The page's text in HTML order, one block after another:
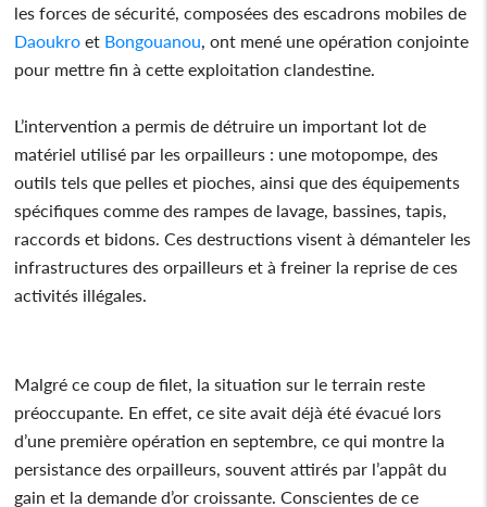
les forces de sécurité, composées des escadrons mobiles de
Daoukro et Bongouanou, ont mené une opération conjointe
pour mettre fin à cette exploitation clandestine.
L’intervention a permis de détruire un important lot de
matériel utilisé par les orpailleurs : une motopompe, des
outils tels que pelles et pioches, ainsi que des équipements
spécifiques comme des rampes de lavage, bassines, tapis,
raccords et bidons. Ces destructions visent à démanteler les
infrastructures des orpailleurs et à freiner la reprise de ces
activités illégales.
Malgré ce coup de filet, la situation sur le terrain reste
préoccupante. En effet, ce site avait déjà été évacué lors
d’une première opération en septembre, ce qui montre la
persistance des orpailleurs, souvent attirés par l’appât du
gain et la demande d’or croissante. Conscientes de ce